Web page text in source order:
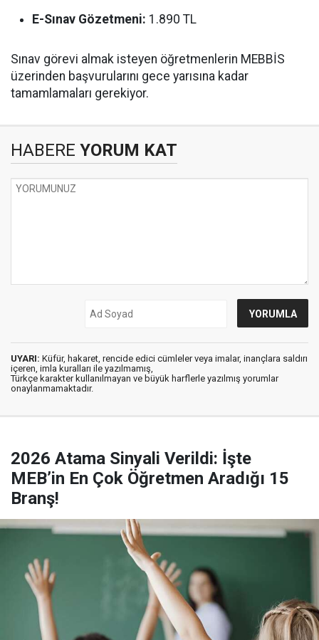
E-Sınav Gözetmeni: 1.890 TL
Sınav görevi almak isteyen öğretmenlerin MEBBİS
üzerinden başvurularını gece yarısına kadar
tamamlamaları gerekiyor.
HABERE YORUM KAT
UYARI: Küfür, hakaret, rencide edici cümleler veya imalar, inançlara saldırı
içeren, imla kuralları ile yazılmamış,
Türkçe karakter kullanılmayan ve büyük harflerle yazılmış yorumlar
onaylanmamaktadır.
2026 Atama Sinyali Verildi: İşte
MEB’in En Çok Öğretmen Aradığı 15
Branş!